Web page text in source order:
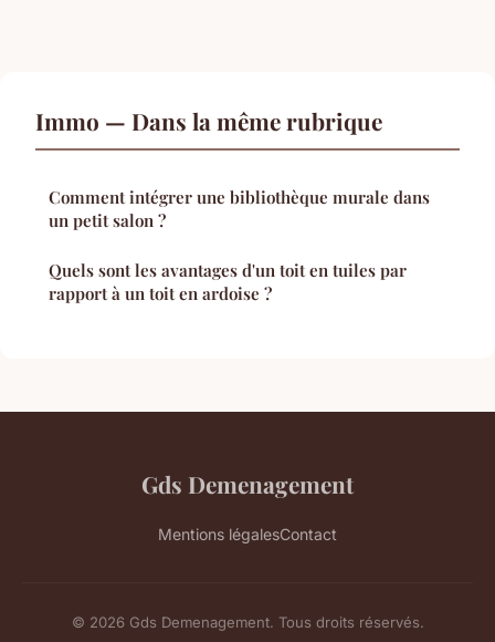
Immo — Dans la même rubrique
Comment intégrer une bibliothèque murale dans
un petit salon ?
Quels sont les avantages d'un toit en tuiles par
rapport à un toit en ardoise ?
Gds Demenagement
Mentions légalesContact
© 2026 Gds Demenagement. Tous droits réservés.